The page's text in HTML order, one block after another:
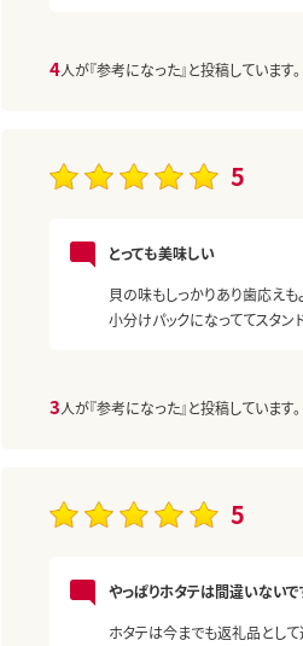
4人が『参考になった』と投稿しています。
5
とっても美味しい
貝の味もしっかりあり歯応えも
小分けパックになっててスタン
3人が『参考になった』と投稿しています。
5
やっぱりホタテは間違いない
ホタテは今までも返礼品として